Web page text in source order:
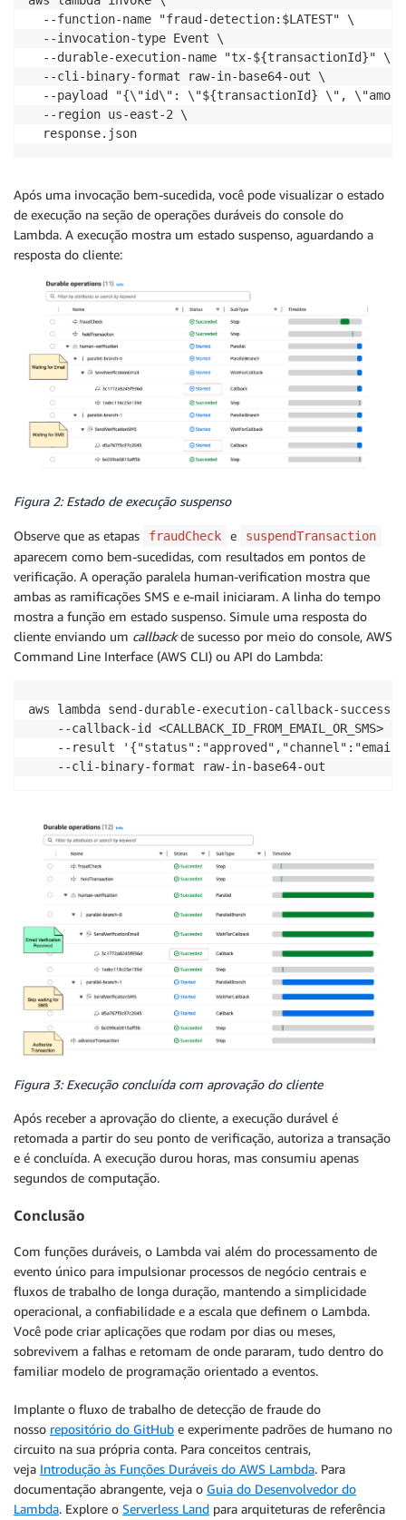
authorizeTransaction(tx, { idempotency_key:
    );
  }
  if (tx.score >= 5) {
return await
      sendToFraudDepartment(tx)
  // Medium risk: need human verification
await context.step(`suspend-${tx.id}`, async ()
// Best Practice: Concurrent operations with
  let verified;
  try {
verified = await context.parallel("human-
(ctx) =>
async (callbackId) =>
        { timeout: { days: 1 } }
      ),
(ctx) =>
async (callbackId) =>
        { timeout: { days: 1 } }
    ], {
      maxConcurrency: 2,
      completionConfig: {
        minSuccessful: 1
      }
    });
  } catch (error) {
const isTimeout =
    context.logger.warn(
isTimeout ? "Customer verification timeout" :
    );
return await context.step(`timeout-escalate-
      sendToFraudDepartment(tx, true)
return await context.step(`finalize-${tx.id}`,
const action = !verified.hasFailure &&
      ? "authorize"
      : "escalate";
    if (action === "authorize") {
return authorizeTransaction(tx, true, {
    }
    return sendToFraudDepartment(tx, true);
  });
});
  --function-name "fraud-detection:$LATEST" \
  --invocation-type Event \
  --durable-execution-name "tx-${transactionId}" \
  --cli-binary-format raw-in-base64-out \
--payload "{\"id\": \"${transactionId} \",
  --region us-east-2 \
  response.json
Após uma invocação bem-sucedida, você pode visualizar o estado
de execução na seção de operações duráveis do console do
Lambda. A execução mostra um estado suspenso, aguardando a
resposta do cliente:
Figura 2: Estado de execução suspenso
Observe que as etapas fraudCheck e suspendTransaction
aparecem como bem-sucedidas, com resultados em pontos de
verificação. A operação paralela human-verification mostra que
ambas as ramificações SMS e e-mail iniciaram. A linha do tempo
mostra a função em estado suspenso. Simule uma resposta do
cliente enviando um callbackde sucesso por meio do console, AWS
Command Line Interface (AWS CLI) ou API do Lambda:
aws lambda send-durable-execution-callback-success \
	--cli-binary-format raw-in-base64-out
Figura 3: Execução concluída com aprovação do cliente
Após receber a aprovação do cliente, a execução durável é
retomada a partir do seu ponto de verificação, autoriza a transação
e é concluída. A execução durou horas, mas consumiu apenas
segundos de computação.
Conclusão
Com funções duráveis, o Lambda vai além do processamento de
evento único para impulsionar processos de negócio centrais e
fluxos de trabalho de longa duração, mantendo a simplicidade
operacional, a confiabilidade e a escala que definem o Lambda.
Você pode criar aplicações que rodam por dias ou meses,
sobrevivem a falhas e retomam de onde pararam, tudo dentro do
familiar modelo de programação orientado a eventos.
Implante o fluxo de trabalho de detecção de fraude do
nosso repositório do GitHub e experimente padrões de humano no
circuito na sua própria conta. Para conceitos centrais,
veja Introdução às Funções Duráveis do AWS Lambda. Para
documentação abrangente, veja o Guia do Desenvolvedor do
Lambda. Explore o Serverless Land para arquiteturas de referência